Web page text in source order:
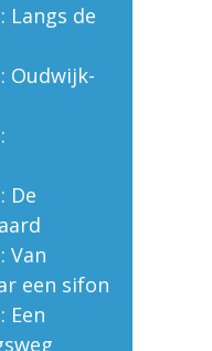
Langs de
Oudwijk-
De
Van
een sifon
Een